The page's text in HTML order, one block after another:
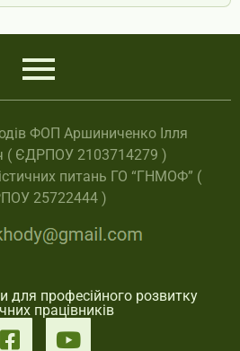
ФОП Аршиниченко Ілля
( ЄДРПОУ 2103714279 )
питань ГО “ГНМОФ” (
25722444 )
для професійного розвитку
працівників